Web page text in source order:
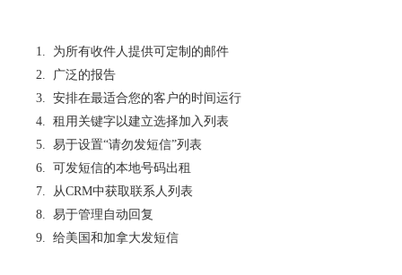
为所有收件人提供可定制的邮件
广泛的报告
安排在最适合您的客户的时间运行
租用关键字以建立选择加入列表
易于设置“请勿发短信”列表
可发短信的本地号码出租
从CRM中获取联系人列表
易于管理自动回复
给美国和加拿大发短信